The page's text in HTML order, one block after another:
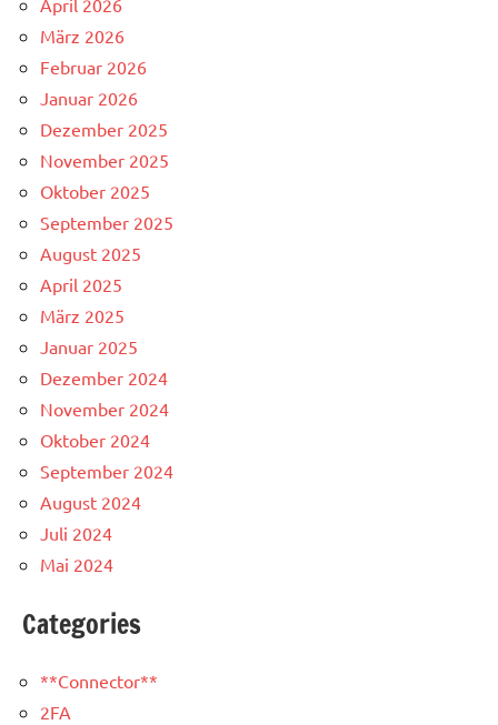
März 2026
Februar 2026
Januar 2026
Dezember 2025
November 2025
Oktober 2025
September 2025
August 2025
April 2025
März 2025
Januar 2025
Dezember 2024
November 2024
Oktober 2024
September 2024
August 2024
Juli 2024
Mai 2024
Categories
**Connector**
2FA